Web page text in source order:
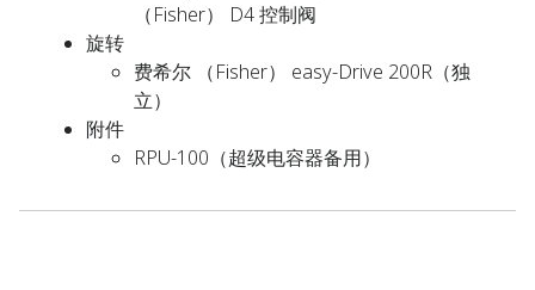
（Fisher） D4 控制阀
旋转
费希尔 （Fisher） easy-Drive 200R（独
立）
附件
RPU-100（超级电容器备用）